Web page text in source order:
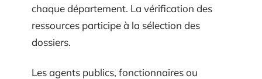
chaque département. La vérification des
ressources participe à la sélection des
dossiers.
Les agents publics, fonctionnaires ou